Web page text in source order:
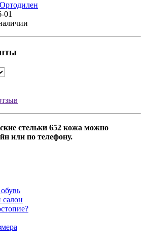
Ортодилен
01
стельки 652 кожа можно
или по телефону.
салон